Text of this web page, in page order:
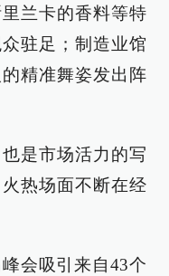
兰卡的香料等特
驻足；制造业馆
精准舞姿发出阵
是市场活力的写
热场面不断在经
会吸引来自43个